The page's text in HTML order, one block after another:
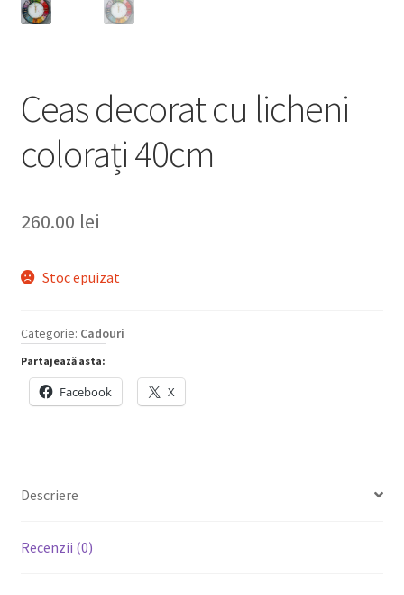
Ceas decorat cu licheni
colorați 40cm
260.00 lei
Stoc epuizat
Categorie: Cadouri
Partajează asta:
Facebook X
Descriere
Recenzii (0)